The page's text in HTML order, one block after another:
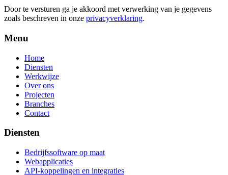
Door te versturen ga je akkoord met verwerking van je gegevens
zoals beschreven in onze privacyverklaring.
Menu
Home
Diensten
Werkwijze
Over ons
Projecten
Branches
Contact
Diensten
Bedrijfssoftware op maat
Webapplicaties
API-koppelingen en integraties